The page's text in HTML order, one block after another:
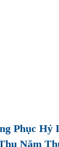
Phục Hỷ
Năm